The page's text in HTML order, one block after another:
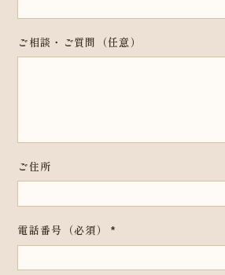
ご相談・ご質問（任意）
メ
ー
ル
ア
ド
ご住所
電話番号（必須）*